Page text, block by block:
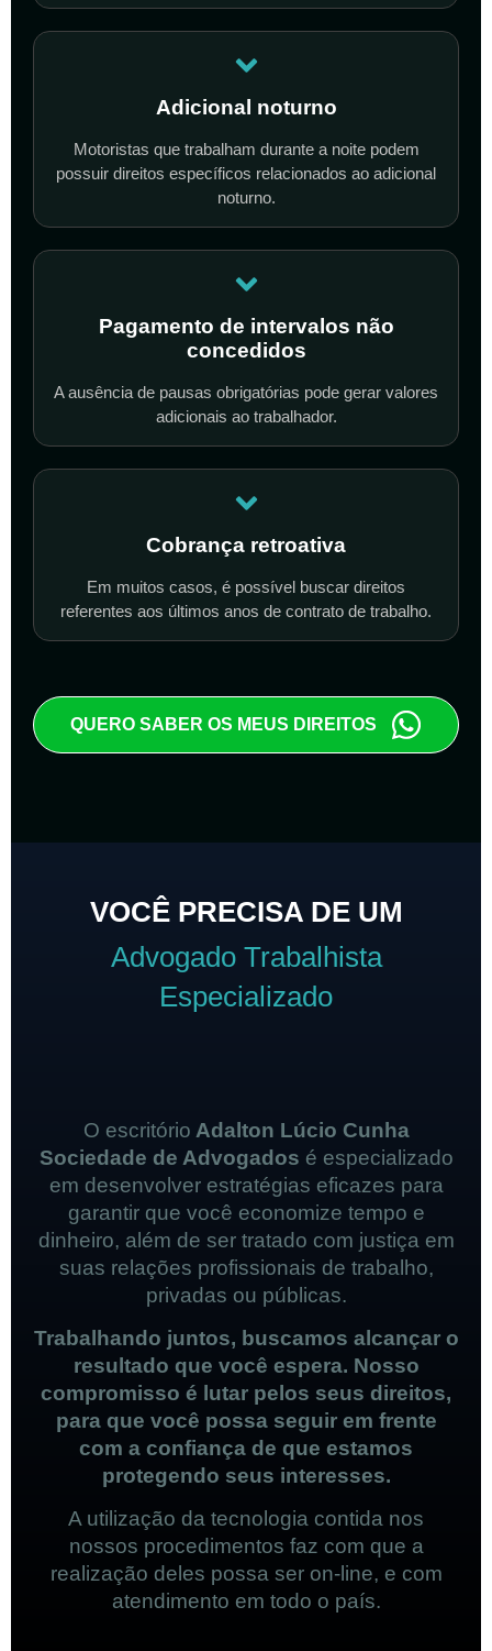
Adicional noturno
Motoristas que trabalham durante a noite podem
possuir direitos específicos relacionados ao adicional
noturno.
Pagamento de intervalos não
concedidos
A ausência de pausas obrigatórias pode gerar valores
adicionais ao trabalhador.
Cobrança retroativa
Em muitos casos, é possível buscar direitos
referentes aos últimos anos de contrato de trabalho.
QUERO SABER OS MEUS DIREITOS
VOCÊ PRECISA DE UM
Advogado Trabalhista
Especializado
O escritório Adalton Lúcio Cunha
Sociedade de Advogados é especializado
em desenvolver estratégias eficazes para
garantir que você economize tempo e
dinheiro, além de ser tratado com justiça em
suas relações profissionais de trabalho,
privadas ou públicas.
Trabalhando juntos, buscamos alcançar o
resultado que você espera. Nosso
compromisso é lutar pelos seus direitos,
para que você possa seguir em frente
com a confiança de que estamos
protegendo seus interesses.
A utilização da tecnologia contida nos
nossos procedimentos faz com que a
realização deles possa ser on-line, e com
atendimento em todo o país.